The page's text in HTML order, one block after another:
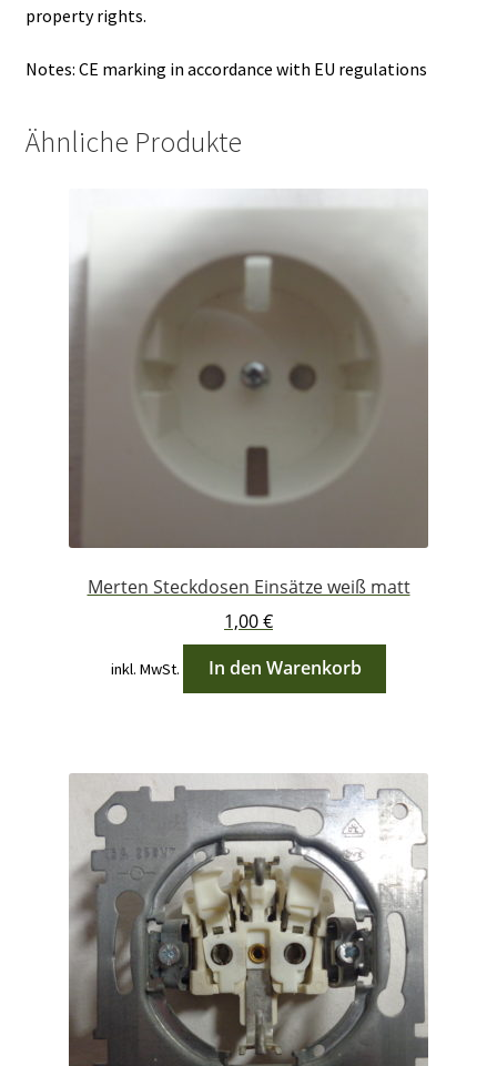
property rights.
Notes: CE marking in accordance with EU regulations
Ähnliche Produkte
Merten Steckdosen Einsätze weiß matt
1,00€
inkl. MwSt. In den Warenkorb